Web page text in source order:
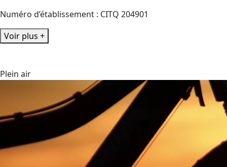
Numéro d’établissement : CITQ 204901
Voir plus +
Plein air